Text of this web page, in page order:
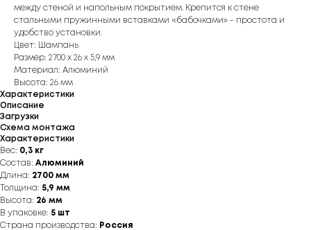
между стеной и напольным покрытием. Крепится к стене
стальными пружинными вставками «бабочками» - простота и
удобство установки.
Цвет: Шампань
Размер: 2700 х 26 х 5,9 мм
Материал: Алюминий
Высота: 26 мм
Характеристики
Описание
Загрузки
Схема монтажа
Характеристики
Вес: 0,3 кг
Состав: Алюминий
Длина: 2700 мм
Толщина: 5,9 мм
Высота: 26 мм
В упаковке: 5 шт
Страна производства: Россия